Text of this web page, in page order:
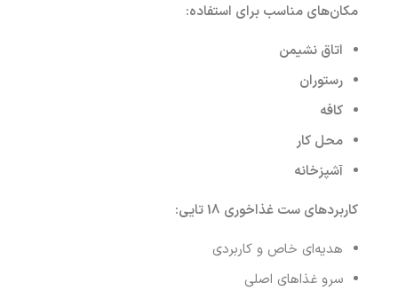
مکان‌های مناسب برای استفاده:
اتاق نشیمن
رستوران
کافه
محل کار
آشپزخانه
کاربردهای ست غذاخوری 18 تایی
:
هدیه‌ای خاص و کاربردی
سرو غذاهای اصلی